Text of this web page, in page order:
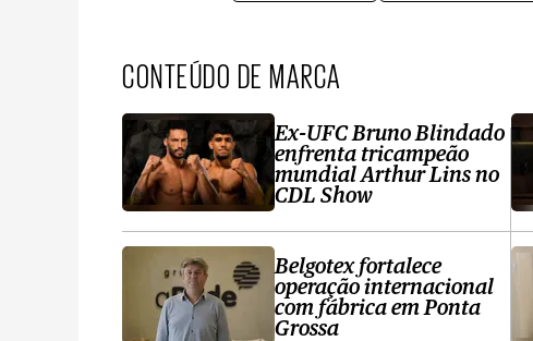
CONTEÚDO DE MARCA
Ex-UFC Bruno Blindado
enfrenta tricampeão
mundial Arthur Lins no
CDL Show
Belgotex fortalece
operação internacional
com fábrica em Ponta
Grossa